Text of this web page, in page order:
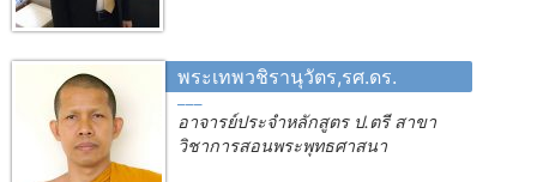
พระเทพวชิรานุวัตร,รศ.ดร.
อาจารย์ประจำหลักสูตร ป.ตรี สาขา
วิชาการสอนพระพุทธศาสนา